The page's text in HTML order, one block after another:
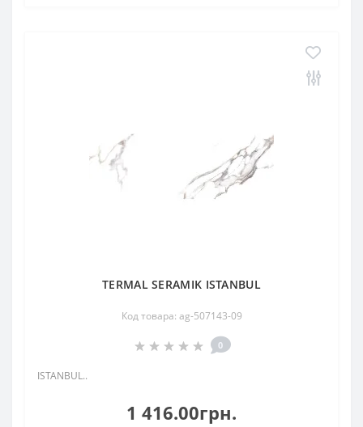
TERMAL SERAMIK ISTANBUL
Код товара: ag-507143-09
0
ISTANBUL..
1 416.00грн.